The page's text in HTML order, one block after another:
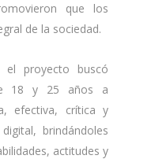
que los
de la sociedad.
proyecto buscó
18 y 25 años a
efectiva, crítica y
brindándoles
actitudes y